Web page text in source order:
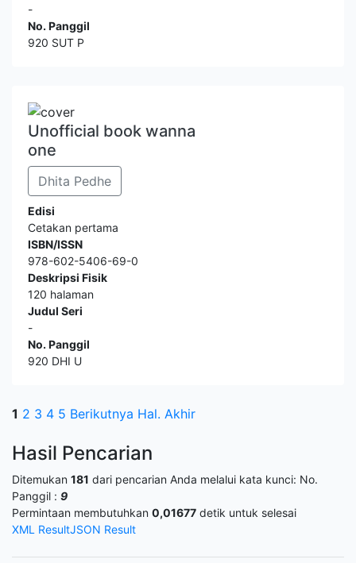
-
No. Panggil
920 SUT P
Unofficial book wanna
one
Dhita Pedhe
Edisi
Cetakan pertama
ISBN/ISSN
978-602-5406-69-0
Deskripsi Fisik
120 halaman
Judul Seri
-
No. Panggil
920 DHI U
1 2 3 4 5 Berikutnya Hal. Akhir
Hasil Pencarian
Ditemukan 181 dari pencarian Anda melalui kata kunci: No.
Panggil : 9
Permintaan membutuhkan 0,01677 detik untuk selesai
XML ResultJSON Result